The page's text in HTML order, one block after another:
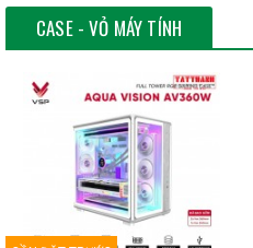
CASE - VỎ MÁY TÍNH